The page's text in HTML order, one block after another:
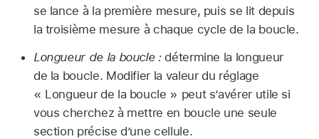
se lance à la première mesure, puis se lit depuis
la troisième mesure à chaque cycle de la boucle.
Longueur de la boucle :détermine la longueur
de la boucle. Modifier la valeur du réglage
« Longueur de la boucle » peut s’avérer utile si
vous cherchez à mettre en boucle une seule
section précise d’une cellule.